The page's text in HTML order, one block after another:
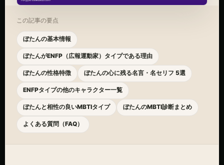
この記事の要点
ぼたんの基本情報
ぼたんがENFP（広報運動家）タイプである理由
ぼたんの性格特徴 ぼたんの心に残る名言・名セリフ 5選
ENFPタイプの他のキャラクター一覧
ぼたんと相性の良いMBTIタイプ ぼたんのMBTI診断まとめ
よくある質問（FAQ）